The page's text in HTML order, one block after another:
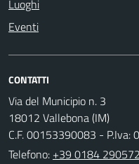
Luoghi
Eventi
CONTATTI
Via del Municipio n. 3
18012 Vallebona (IM)
C.F. 00153390083 - P.Iva:
Telefono: +39 0184 290572